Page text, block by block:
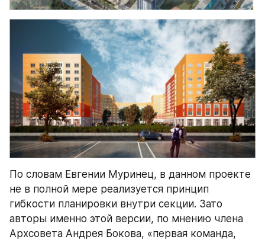
По словам Евгении Муринец, в данном проекте
не в полной мере реализуется принцип
гибкости планировки внутри секции. Зато
авторы именно этой версии, по мнению члена
Архсовета Андрея Бокова, «первая команда,